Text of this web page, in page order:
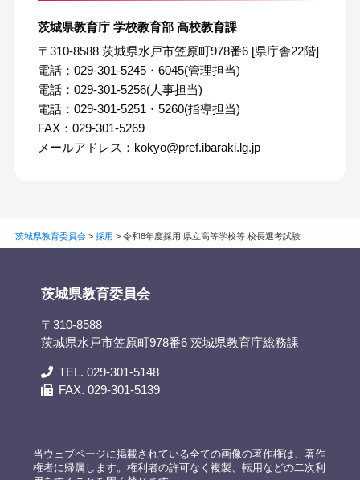
茨城県教育庁 学校教育部 高校教育課
〒310-8588 茨城県水戸市笠原町978番6 [県庁舎22階]
電話：029-301-5245・6045(管理担当)
電話：029-301-5256(人事担当)
電話：029-301-5251・5260(指導担当)
FAX：029-301-5269
メールアドレス：kokyo@pref.ibaraki.lg.jp
茨城県教育委員会> 採用 > 令和8年度採用 県立高等学校等 校長選考試験
茨城県教育委員会
〒310-8588
茨城県水戸市笠原町978番6 茨城県教育庁総務課
TEL. 029-301-5148
FAX. 029-301-5139
当ウェブページに掲載されている全ての画像の著作権は、著作
権者に帰属します。権利者の許可なく複製、転用などの二次利